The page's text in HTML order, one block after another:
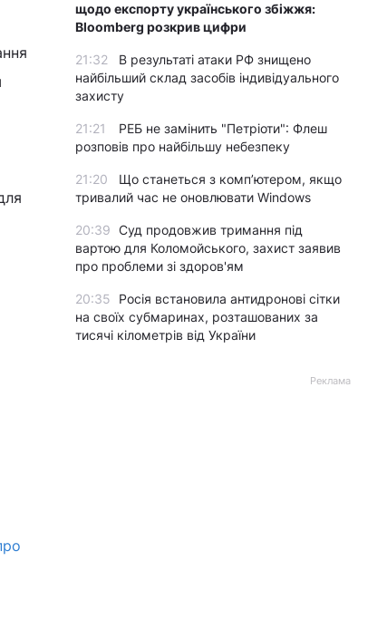
щодо експорту українського збіжжя:
Bloomberg розкрив цифри
21:32
В результаті атаки РФ знищено
найбільший склад засобів індивідуального
захисту
21:21
РЕБ не замінить "Петріоти": Флеш
розповів про найбільшу небезпеку
21:20
Що станеться з комп’ютером, якщо
тривалий час не оновлювати Windows
20:39 Суд продовжив тримання під
вартою для Коломойського, захист заявив
про проблеми зі здоров'ям
20:35
Росія встановила антидронові сітки
на своїх субмаринах, розташованих за
тисячі кілометрів від України
Реклама